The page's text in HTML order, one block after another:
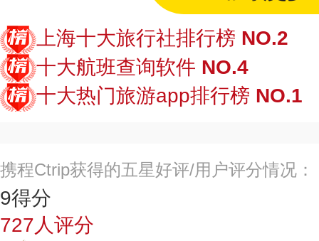
上海十大旅行社排行榜 NO.2
十大航班查询软件 NO.4
十大热门旅游app排行榜 NO.1
携程Ctrip获得的五星好评/用户评分情况：
9得分
727人评分